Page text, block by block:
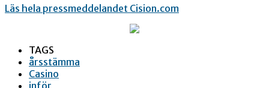
Läs hela pressmeddelandet Cision.com
TAGS
årsstämma
Casino
inför